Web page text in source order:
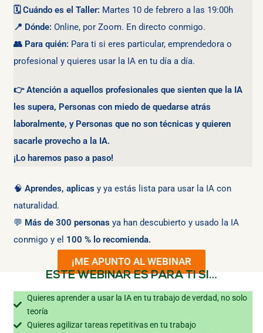
🗓 Cuándo es el Taller: Martes 10 de febrero a las 19:00h
📍 Dónde: Online, por Zoom. En directo conmigo.
👥 Para quién: Para ti si eres particular, emprendedora o
profesional y quieres usar la IA en tu día a día.
👉Atención a aquellos profesionales que sienten que la IA
les supera, Personas con miedo de quedarse atrás
laboralmente, y Personas que no son técnicas y quieren
sacarle provecho a la IA.
¡Lo haremos paso a paso!
🧠 Aprendes, aplicas y ya estás lista para usar la IA con
naturalidad.
💬 Más de 300 personas ya han descubierto y usado la IA
conmigo y el 100 % lo recomienda.
¡ME APUNTO AL WEBINAR
ESTE WEBINAR ES PARA TI SI…
Quieres aprender a usar la IA en tu trabajo de verdad, no solo
teoría
Quieres agilizar tareas repetitivas en tu trabajo